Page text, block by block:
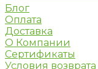
Блог
Оплата
Доставка
О Компании
Сертификаты
Условия возврата